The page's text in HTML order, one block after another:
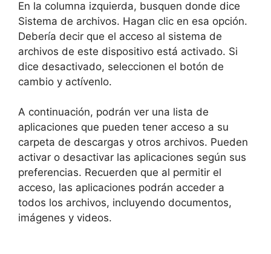
En la columna izquierda, busquen donde dice
Sistema de archivos. Hagan clic en esa opción.
Debería decir que el acceso al sistema de
archivos de este dispositivo está activado. Si
dice desactivado, seleccionen el botón de
cambio y actívenlo.
A continuación, podrán ver una lista de
aplicaciones que pueden tener acceso a su
carpeta de descargas y otros archivos. Pueden
activar o desactivar las aplicaciones según sus
preferencias. Recuerden que al permitir el
acceso, las aplicaciones podrán acceder a
todos los archivos, incluyendo documentos,
imágenes y videos.